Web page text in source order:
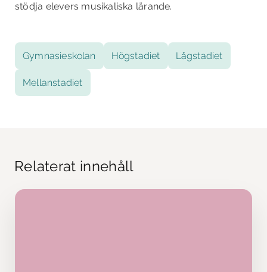
stödja elevers musikaliska lärande.
Gymnasieskolan Högstadiet Lågstadiet
Mellanstadiet
Relaterat innehåll